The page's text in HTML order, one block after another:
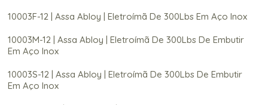
10003F-12 | Assa Abloy | Eletroímã De 300Lbs Em Aço Inox
10003M-12 | Assa Abloy | Eletroímã De 300Lbs De Embutir
Em Aço Inox
10003S-12 | Assa Abloy | Eletroímã De 300Lbs De Embutir
Em Aço Inox